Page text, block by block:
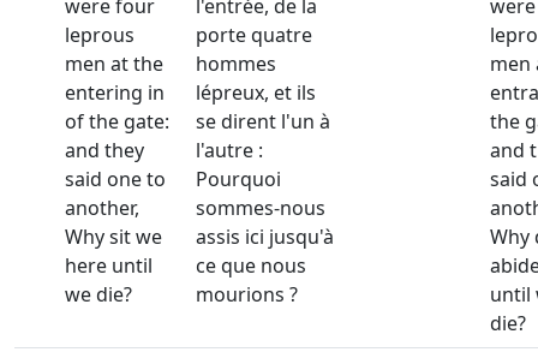
were four
leprous
men at the
entering in
of the gate:
and they
said one to
another,
Why sit we
here until
we die?
l'entrée, de la
porte quatre
hommes
lépreux, et ils
se dirent l'un à
l'autre :
Pourquoi
sommes-nous
assis ici jusqu'à
ce que nous
mourions ?
men
the
and
said
Why
until
die?